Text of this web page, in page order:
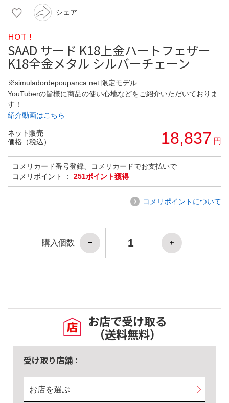
シェア
HOT !
SAAD サード K18上金ハートフェザー
K18全金メタル シルバーチェーン
※simuladordepoupanca.net 限定モデル
YouTuberの皆様に商品の使い心地などをご紹介いただいておりま
す！
紹介動画はこちら
ネット販売
価格（税込）
18,837 円
コメリカード番号登録、コメリカードでお支払いで
コメリポイント ： 251ポイント獲得
コメリポイントについて
購入個数
お店で受け取る
（送料無料）
受け取り店舗：
お店を選ぶ